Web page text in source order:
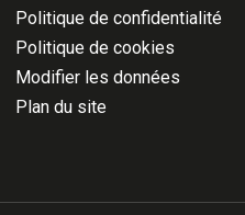
Politique de confidentialité
Politique de cookies
Modifier les données
Plan du site